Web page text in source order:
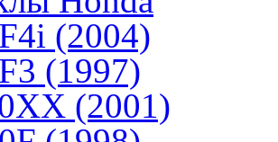
(2004)
(1997)
(2001)